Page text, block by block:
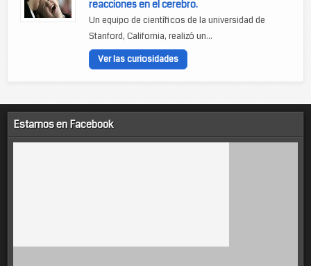
reacciones en el cerebro.
Un equipo de científicos de la universidad de
Stanford, California, realizó un...
Ver las curiosidades
Estamos en Facebook